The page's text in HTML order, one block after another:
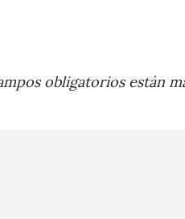
obligatorios están